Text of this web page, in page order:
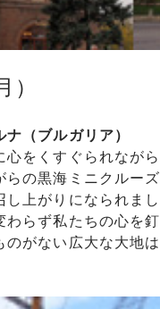
）
（ブルガリア）
心をくすぐられなが
らの黒海ミニクルー
し上がりになられま
わらず私たちの心を
のがない広大な大地